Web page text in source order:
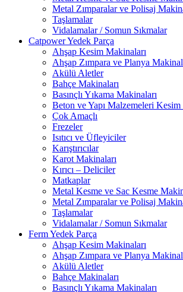
Metal Zımparalar ve Polisaj
Taşlamalar
Vidalamalar / Somun Sıkmalar
Catpower Yedek Parça
Ahşap Kesim Makinaları
Ahşap Zımpara ve Planya
Akülü Aletler
Bahçe Makinaları
Basınçlı Yıkama Makinaları
Beton ve Yapı Malzemeleri Kesim
Çok Amaçlı
Frezeler
Isıtıcı ve Üfleyiciler
Karıştırıcılar
Karot Makinaları
Kırıcı – Deliciler
Matkaplar
Metal Kesme ve Sac Kesme
Metal Zımparalar ve Polisaj
Taşlamalar
Vidalamalar / Somun Sıkmalar
Ferm Yedek Parça
Ahşap Kesim Makinaları
Ahşap Zımpara ve Planya
Akülü Aletler
Bahçe Makinaları
Basınçlı Yıkama Makinaları